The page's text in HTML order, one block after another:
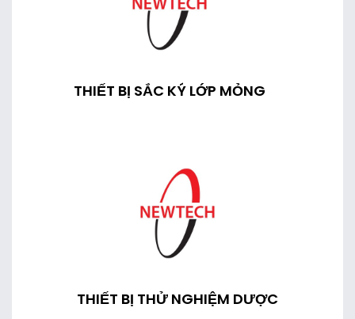
THIẾT BỊ SẮC KÝ LỚP MỎNG
THIẾT BỊ THỬ NGHIỆM DƯỢC